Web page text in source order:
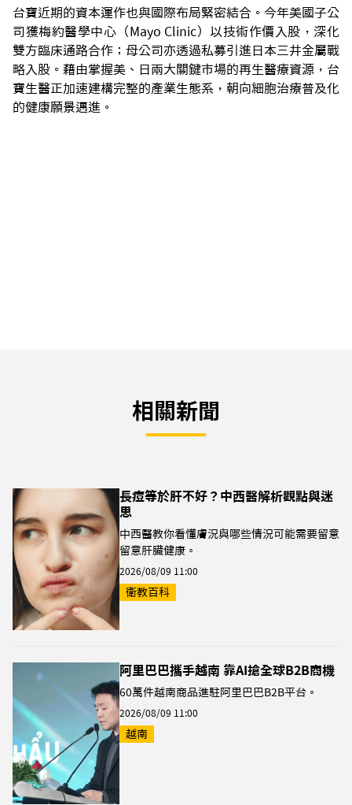
台寶近期的資本運作也與國際布局緊密結合。今年美國子公
司獲梅約醫學中心（Mayo Clinic）以技術作價入股，深化
雙方臨床通路合作；母公司亦透過私募引進日本三井金屬戰
略入股。藉由掌握美、日兩大關鍵市場的再生醫療資源，台
寶生醫正加速建構完整的產業生態系，朝向細胞治療普及化
的健康願景邁進。
相關新聞
長痘等於肝不好？中西醫解析觀點與迷
思
中西醫教你看懂膚況與哪些情況可能需要留意
留意肝臟健康。
2026/08/09 11:00
衛教百科
阿里巴巴攜手越南 靠AI搶全球B2B商機
60萬件越南商品進駐阿里巴巴B2B平台。
2026/08/09 11:00
越南